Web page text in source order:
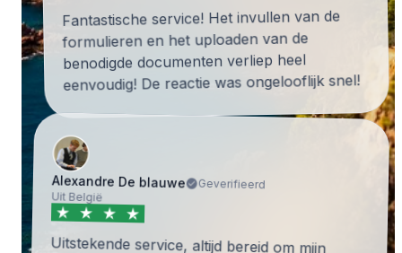
Fantastische service! Het invullen van de
formulieren en het uploaden van de
benodigde documenten verliep heel
eenvoudig! De reactie was ongelooflijk snel!
Alexandre De blauwe Geverifieerd
Uit België
Uitstekende service, altijd bereid om mijn
vragen te beantwoorden. Ik heb alle